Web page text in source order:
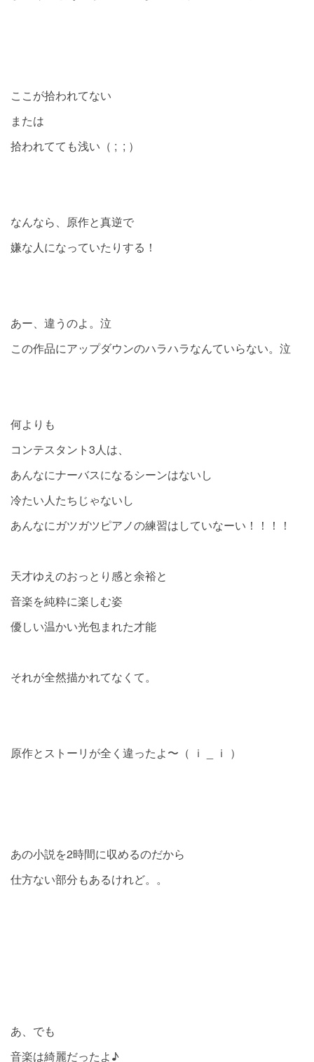
ここが拾われてない
または
拾われてても浅い（ ; ; ）
なんなら、原作と真逆で
嫌な人になっていたりする！
あー、違うのよ。泣
この作品にアップダウンのハラハラなんていらない。泣
何よりも
コンテスタント3人は、
あんなにナーバスになるシーンはないし
冷たい人たちじゃないし
あんなにガツガツピアノの練習はしていなーい！！！！
天才ゆえのおっとり感と余裕と
音楽を純粋に楽しむ姿
優しい温かい光包まれた才能
それが全然描かれてなくて。
原作とストーリが全く違ったよ〜（ ｉ _ ｉ ）
あの小説を2時間に収めるのだから
仕方ない部分もあるけれど。。
あ、でも
音楽は綺麗だったよ♪